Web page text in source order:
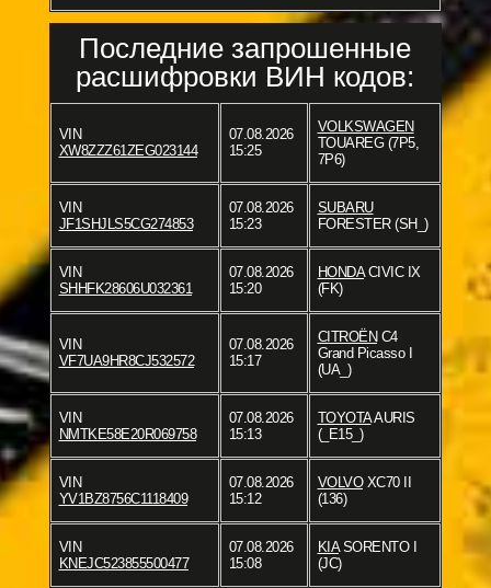
Последние запрошенные
расшифровки ВИН кодов:
VIN
XW8ZZZ61ZEG023144
07.08.2026
15:25
VOLKSWAGEN
TOUAREG (7P5,
7P6)
VIN
JF1SHJLS5CG274853
07.08.2026
15:23
SUBARU
FORESTER (SH_)
VIN
SHHFK28606U032361
07.08.2026
15:20
HONDACIVIC IX
(FK)
VIN
VF7UA9HR8CJ532572
07.08.2026
15:17
CITROËNC4
Grand Picasso I
(UA_)
VIN
NMTKE58E20R069758
07.08.2026
15:13
TOYOTAAURIS
(_E15_)
VIN
YV1BZ8756C1118409
07.08.2026
15:12
VOLVOXC70 II
(136)
VIN
KNEJC523855500477
07.08.2026
15:08
KIASORENTO I
(JC)